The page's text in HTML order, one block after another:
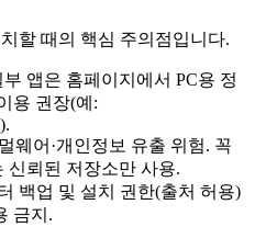
할 때의 핵심 주의점입니다.
앱은 홈페이지에서 PC용 정
용 권장(예:
웨어·개인정보 유출 위험. 꼭
신뢰된 저장소만 사용.
백업 및 설치 권한(출처 허용)
금지.